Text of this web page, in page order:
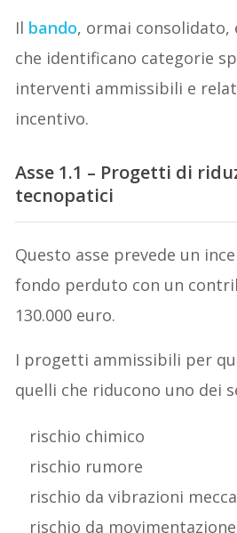
Il bando, ormai consolidato,
che identificano categorie
interventi ammissibili e
incentivo.
Asse 1.1 – Progetti di
tecnopatici
Questo asse prevede un
fondo perduto con un
130.000 euro.
I progetti ammissibili per
quelli che riducono uno dei
rischio chimico
rischio rumore
rischio da vibrazioni
rischio da